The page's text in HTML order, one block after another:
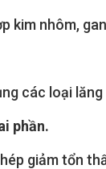
kim nhôm,
các loại
phần.
giảm tổn